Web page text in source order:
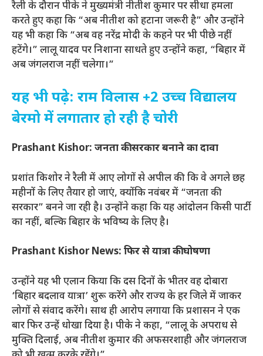
रैली के दौरान पीके ने मुख्यमंत्री नीतीश कुमार पर सीधा हमला
करते हुए कहा कि “अब नीतीश को हटाना जरूरी है” और उन्होंने
यह भी कहा कि “अब वह नरेंद्र मोदी के कहने पर भी पीछे नहीं
हटेंगे।” लालू यादव पर निशाना साधते हुए उन्होंने कहा, “बिहार में
अब जंगलराज नहीं चलेगा।”
यह भी पढ़े: राम विलास +2 उच्च विद्यालय
बेरमो में लगातार हो रही है चोरी
Prashant Kishor: जनता की सरकार बनाने का दावा
प्रशांत किशोर ने रैली में आए लोगों से अपील की कि वे अगले छह
महीनों के लिए तैयार हो जाएं, क्योंकि नवंबर में “जनता की
सरकार” बनने जा रही है। उन्होंने कहा कि यह आंदोलन किसी पार्टी
का नहीं, बल्कि बिहार के भविष्य के लिए है।
Prashant Kishor News: फिर से यात्रा की घोषणा
उन्होंने यह भी एलान किया कि दस दिनों के भीतर वह दोबारा
‘बिहार बदलाव यात्रा’ शुरू करेंगे और राज्य के हर जिले में जाकर
लोगों से संवाद करेंगे। साथ ही आरोप लगाया कि प्रशासन ने एक
बार फिर उन्हें धोखा दिया है। पीके ने कहा, “लालू के अपराध से
मुक्ति दिलाई, अब नीतीश कुमार की अफसरशाही और जंगलराज